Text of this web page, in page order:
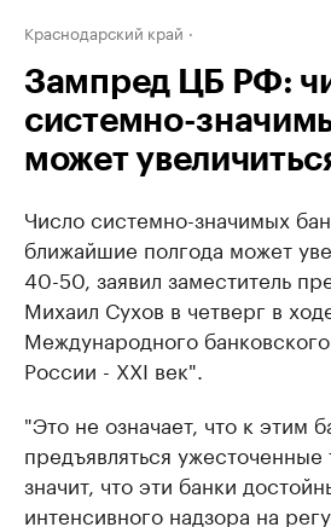
Краснодарский край
Зампред ЦБ РФ:
системно-
может
Число системно-значимых
ближайшие полгода может
40-50, заявил заместитель
Михаил Сухов в четверг в
Международного
России - XXI век".
"Это не означает, что к этим
предъявляться
значит, что эти банки
интенсивного надзора на